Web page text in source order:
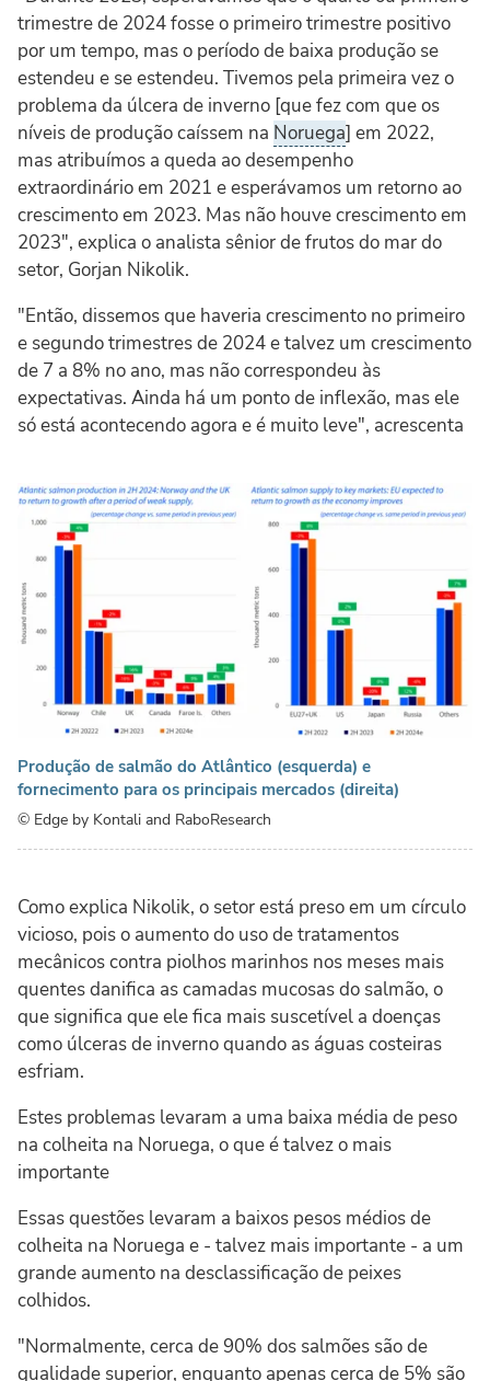
trimestre de 2024 fosse o primeiro trimestre positivo
por um tempo, mas o período de baixa produção se
estendeu e se estendeu. Tivemos pela primeira vez o
problema da úlcera de inverno [que fez com que os
níveis de produção caíssem na Noruega] em 2022,
mas atribuímos a queda ao desempenho
extraordinário em 2021 e esperávamos um retorno ao
crescimento em 2023. Mas não houve crescimento em
2023", explica o analista sênior de frutos do mar do
setor, Gorjan Nikolik.
"Então, dissemos que haveria crescimento no primeiro
e segundo trimestres de 2024 e talvez um crescimento
de 7 a 8% no ano, mas não correspondeu às
expectativas. Ainda há um ponto de inflexão, mas ele
só está acontecendo agora e é muito leve", acrescenta
Produção de salmão do Atlântico (esquerda) e
fornecimento para os principais mercados (direita)
© Edge by Kontali and RaboResearch
Como explica Nikolik, o setor está preso em um círculo
vicioso, pois o aumento do uso de tratamentos
mecânicos contra piolhos marinhos nos meses mais
quentes danifica as camadas mucosas do salmão, o
que significa que ele fica mais suscetível a doenças
como úlceras de inverno quando as águas costeiras
esfriam.
Estes problemas levaram a uma baixa média de peso
na colheita na Noruega, o que é talvez o mais
importante
Essas questões levaram a baixos pesos médios de
colheita na Noruega e - talvez mais importante - a um
grande aumento na desclassificação de peixes
colhidos.
"Normalmente, cerca de 90% dos salmões são de
qualidade superior, enquanto apenas cerca de 5% são